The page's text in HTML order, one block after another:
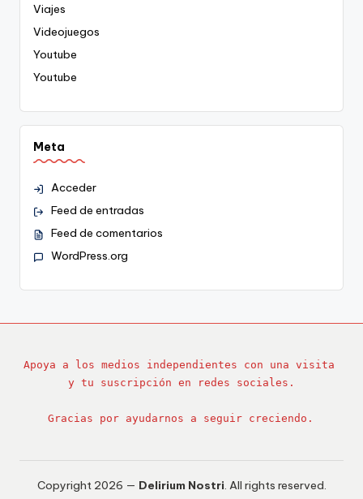
Viajes
Videojuegos
Youtube
Youtube
Meta
Acceder
Feed de entradas
Feed de comentarios
WordPress.org
Apoya a los medios independientes con una visita
y tu suscripción en redes sociales.
Gracias por ayudarnos a seguir creciendo.
Copyright 2026 — Delirium Nostri. All rights reserved.